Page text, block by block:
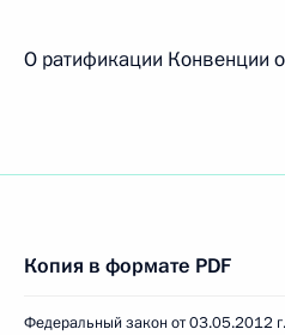
О ратификации Конвенции
Копия в формате PDF
Федеральный закон от 03.05.2012